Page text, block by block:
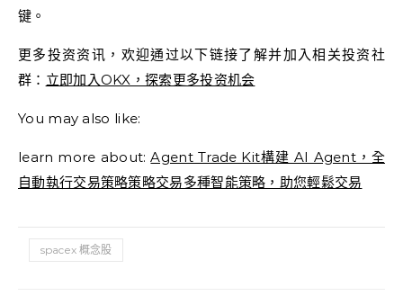
键。
更多投资资讯，欢迎通过以下链接了解并加入相关投资社
群： 立即加入OKX，探索更多投资机会
You may also like:
learn more about:Agent Trade Kit構建 AI Agent，全
自動執行交易策略策略交易多種智能策略，助您輕鬆交易
spacex 概念股